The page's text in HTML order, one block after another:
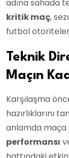
adına sahada
kritik maç,
futbol
Teknik
Maçın
Karşılaşma
hazırlıklarını
anlamda maça
performansı